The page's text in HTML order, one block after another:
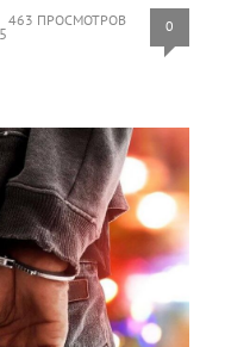
463 ПРОСМОТРОВ 0